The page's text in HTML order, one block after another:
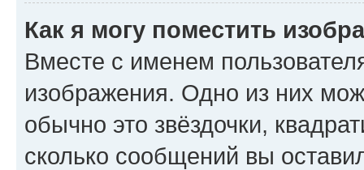
Как я могу поместить
Вместе с именем
изображения. Одно из них
обычно это звёздочки,
сколько сообщений вы